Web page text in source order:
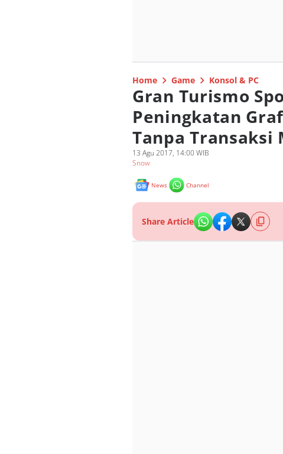
Home Game Konsol & PC
Gran Turismo
Peningkatan
Tanpa Transaksi
13 Agu 2017, 14:00 WIB
Snow
News Channel
Share Article